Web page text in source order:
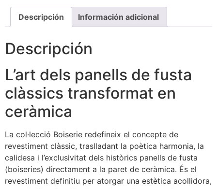
Descripción Información adicional
Descripción
L’art dels panells de fusta
clàssics transformat en
ceràmica
La col·lecció Boiserie redefineix el concepte de
revestiment clàssic, traslladant la poètica harmonia, la
calidesa i l’exclusivitat dels històrics panells de fusta
(boiseries) directament a la paret de ceràmica. És el
revestiment definitiu per atorgar una estètica acollidora,